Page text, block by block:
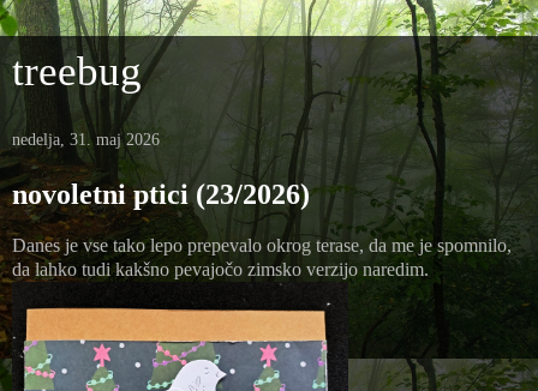
treebug
nedelja, 31. maj 2026
novoletni ptici (23/2026)
Danes je vse tako lepo prepevalo okrog terase, da me je spomnilo,
da lahko tudi kakšno pevajočo zimsko verzijo naredim.